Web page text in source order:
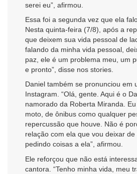
serei eu”, afirmou.
Essa foi a segunda vez que ela
Nesta quinta-feira (7/8), após a
que deixem sua vida pessoal de
falando da minha vida pessoal,
paz, ele é um problema meu, um
e pronto”, disse nos stories.
Daniel também se pronunciou em
Instagram. “Olá, gente. Aqui é o
namorado da Roberta Miranda.
moto, de ônibus como qualquer
repercussão que houve. Não é
relação com ela que vou deixar
pedindo coisas a ela”, afirmou.
Ele reforçou que não está
cantora. “Tenho minha vida, meu